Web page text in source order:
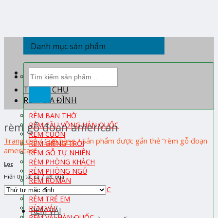
TRANG CHỦ
RÈM GIA ĐÌNH
RÈM BAN THỜ
RÈM CẦU VỒNG HÀN QUỐC
RÈM CUỐN
RÈM GIẾNG TRỜI
RÈM GỖ TỰ NHIÊN
RÈM PHÒNG KHÁCH
RÈM PHÒNG NGỦ
RÈM ROMAN
RÈM TỔ ONG HÀN QUỐC
RÈM TRẺ EM
RÈM VẢI
Danh mục sản phẩm
kiếm:
rèm gỗ đoạn american
Trang chủ / Cửa hàng /Sản phẩm được gắn thẻ “rèm gỗ đoạn
american”
Lọc
Hiển thị tất cả 7 kết quả
RÈM VẢI